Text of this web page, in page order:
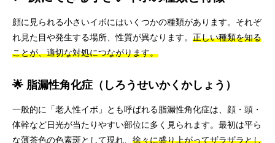
顔に見られる小さいイボにはいくつかの種類があります。それぞ
れ見た目や発生する場所、性質が異なります。 正しい種類を知る
ことが、適切な対処につながります。
🌟 脂漏性角化症（しろうせいかくかしょう）
一般的に「老人性イボ」とも呼ばれる脂漏性角化症は、顔・頭・
体幹など日光が当たりやすい部位に多く見られます。最初は平ら
な薄茶色の色素斑として現れ、 徐々に盛り上がってザラザラとし